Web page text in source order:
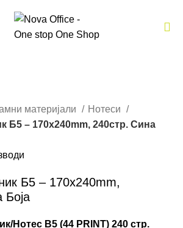
материјали
Нотеси
Б5 – 170x240mm, 240стр. Сина
Б5 – 170x240mm,
Боја
Нотес B5 (44 PRINT) 240 стр.